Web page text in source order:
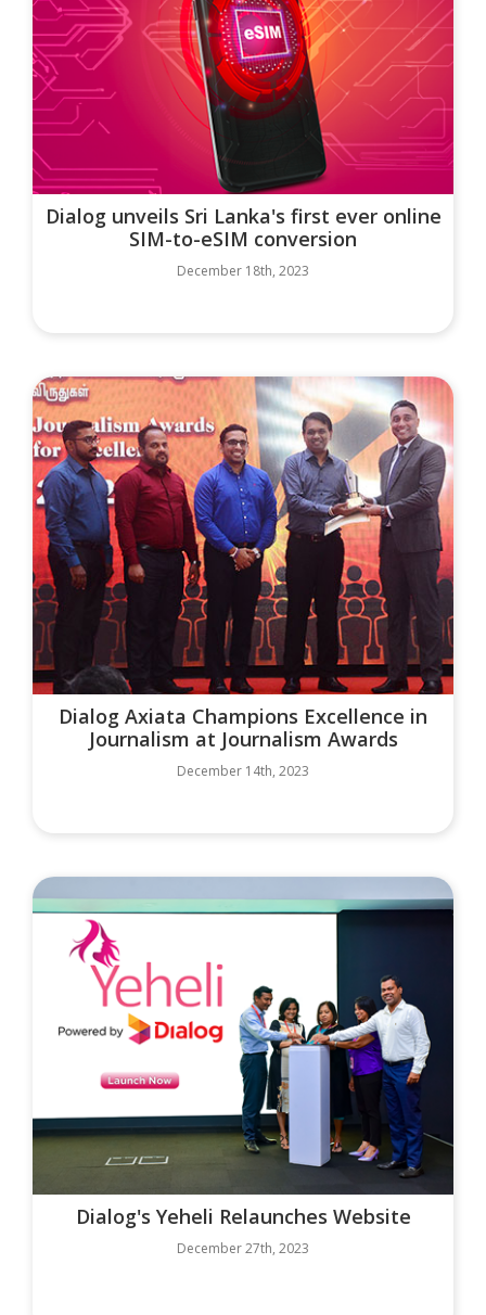
Dialog unveils Sri Lanka's first ever online
SIM-to-eSIM conversion
December 18th, 2023
Dialog Axiata Champions Excellence in
Journalism at Journalism Awards
December 14th, 2023
Dialog's Yeheli Relaunches Website
December 27th, 2023